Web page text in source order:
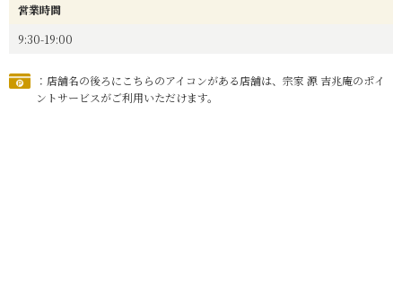
営業時間
9:30-19:00
：店舗名の後ろにこちらのアイコンがある店舗は、宗家 源 吉兆庵のポイ
ントサービスがご利用いただけます。